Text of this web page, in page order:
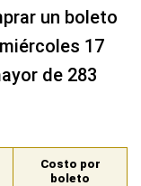
un boleto
17
de 283
Costo por
boleto